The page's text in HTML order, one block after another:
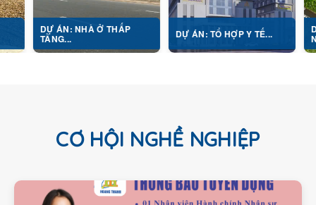
ÁN: NHÀ Ở THẤP DỰ ÁN: TỔ HỢP Y TẾ... DỰ ÁN:
NGHỊ...
CƠ HỘI NGHỀ NGHIỆP